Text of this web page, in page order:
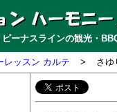
ーナスラインの観光・
レッスン カルテ > さ